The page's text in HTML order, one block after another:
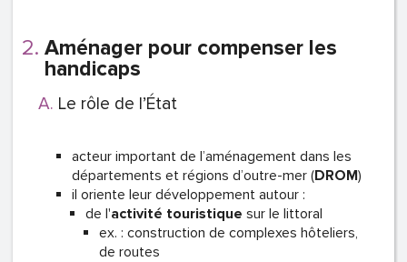
Aménager pour compenser les
handicaps
Le rôle de l’État
acteur important de l’aménagement dans les
départements et régions d’outre-mer (DROM)
il oriente leur développement autour :
de l'activité touristique sur le littoral
ex. : construction de complexes hôteliers,
de routes